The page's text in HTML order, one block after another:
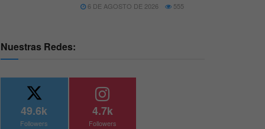
6 DE AGOSTO DE 2026 555
Nuestras Redes:
49.6k
Followers
4.7k
Followers